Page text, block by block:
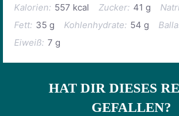
Kalorien: 557 kcal Zucker: 41 g
Fett: 35 g Kohlenhydrate: 54 g
Eiweiß: 7 g
HAT DIR DIESES
GEFALLEN?